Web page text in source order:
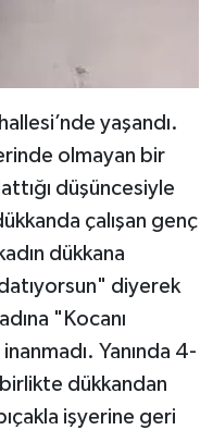
yaşandı.
olmayan bir
düşüncesiyle
çalışan genç
dükkana
diyerek
"Kocanı
Yanında 4-
dükkandan
işyerine geri